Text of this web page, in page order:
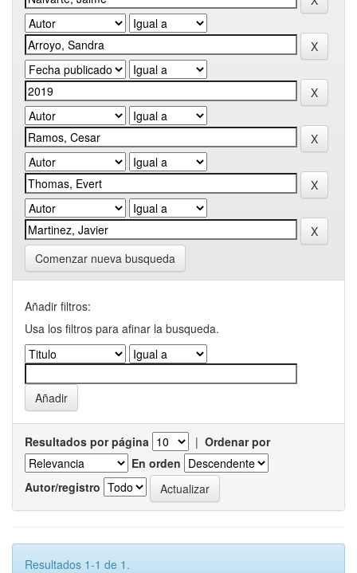
Comenzar nueva busqueda
Añadir filtros:
Usa los filtros para afinar la busqueda.
Resultados por página | Ordenar por
En orden
Autor/registro
Resultados 1-1 de 1.